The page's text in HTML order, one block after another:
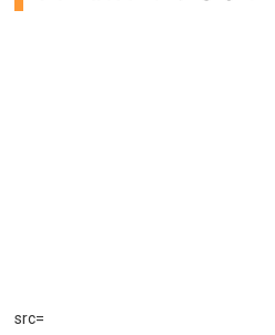
src=